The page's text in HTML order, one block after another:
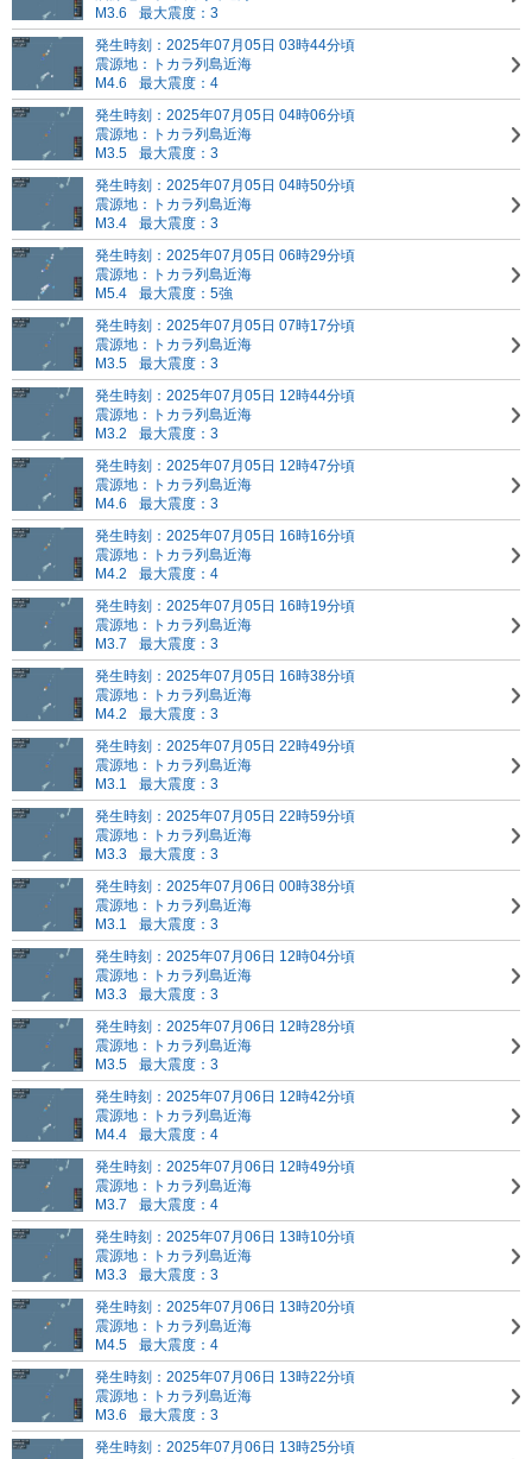
M3.6
最大震度：3
発生時刻：2025年07月05日 03時44分頃
震源地：トカラ列島近海
M4.6
最大震度：4
発生時刻：2025年07月05日 04時06分頃
震源地：トカラ列島近海
M3.5
最大震度：3
発生時刻：2025年07月05日 04時50分頃
震源地：トカラ列島近海
M3.4
最大震度：3
発生時刻：2025年07月05日 06時29分頃
震源地：トカラ列島近海
M5.4
最大震度：5強
発生時刻：2025年07月05日 07時17分頃
震源地：トカラ列島近海
M3.5
最大震度：3
発生時刻：2025年07月05日 12時44分頃
震源地：トカラ列島近海
M3.2
最大震度：3
発生時刻：2025年07月05日 12時47分頃
震源地：トカラ列島近海
M4.6
最大震度：3
発生時刻：2025年07月05日 16時16分頃
震源地：トカラ列島近海
M4.2
最大震度：4
発生時刻：2025年07月05日 16時19分頃
震源地：トカラ列島近海
M3.7
最大震度：3
発生時刻：2025年07月05日 16時38分頃
震源地：トカラ列島近海
M4.2
最大震度：3
発生時刻：2025年07月05日 22時49分頃
震源地：トカラ列島近海
M3.1
最大震度：3
発生時刻：2025年07月05日 22時59分頃
震源地：トカラ列島近海
M3.3
最大震度：3
発生時刻：2025年07月06日 00時38分頃
震源地：トカラ列島近海
M3.1
最大震度：3
発生時刻：2025年07月06日 12時04分頃
震源地：トカラ列島近海
M3.3
最大震度：3
発生時刻：2025年07月06日 12時28分頃
震源地：トカラ列島近海
M3.5
最大震度：3
発生時刻：2025年07月06日 12時42分頃
震源地：トカラ列島近海
M4.4
最大震度：4
発生時刻：2025年07月06日 12時49分頃
震源地：トカラ列島近海
M3.7
最大震度：4
発生時刻：2025年07月06日 13時10分頃
震源地：トカラ列島近海
M3.3
最大震度：3
発生時刻：2025年07月06日 13時20分頃
震源地：トカラ列島近海
M4.5
最大震度：4
発生時刻：2025年07月06日 13時22分頃
震源地：トカラ列島近海
M3.6
最大震度：3
発生時刻：2025年07月06日 13時25分頃